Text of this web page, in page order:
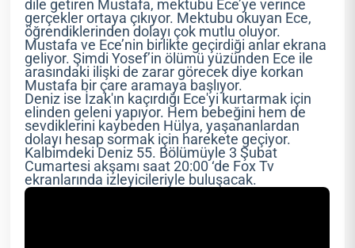
dile getiren Mustafa, mektubu Ece’ye verince
gerçekler ortaya çıkıyor. Mektubu okuyan Ece,
öğrendiklerinden dolayı çok mutlu oluyor.
Mustafa ve Ece’nin birlikte geçirdiği anlar ekrana
geliyor. Şimdi Yosef’in ölümü yüzünden Ece ile
arasındaki ilişki de zarar görecek diye korkan
Mustafa bir çare aramaya başlıyor.
Deniz ise İzak'ın kaçırdığı Ece'yi kurtarmak için
elinden geleni yapıyor. Hem bebeğini hem de
sevdiklerini kaybeden Hülya, yaşananlardan
dolayı hesap sormak için harekete geçiyor.
Kalbimdeki Deniz 55. Bölümüyle 3 Şubat
Cumartesi akşamı saat 20:00 ‘de Fox Tv
ekranlarında izleyicileriyle buluşacak.